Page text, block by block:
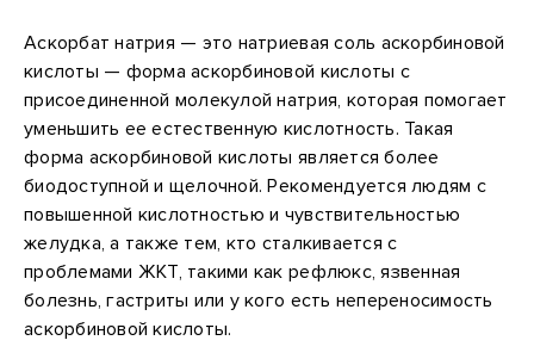
Аскорбат натрия — это натриевая соль аскорбиновой
кислоты — форма аскорбиновой кислоты c
присоединенной молекулой натрия, которая помогает
уменьшить ее естественную кислотность. Такая
форма аскорбиновой кислоты является более
биодоступной и щелочной. Рекомендуется людям с
повышенной кислотностью и чувствительностью
желудка, а также тем, кто сталкивается с
проблемами ЖКТ, такими как рефлюкс, язвенная
болезнь, гастриты или у кого есть непереносимость
аскорбиновой кислоты.